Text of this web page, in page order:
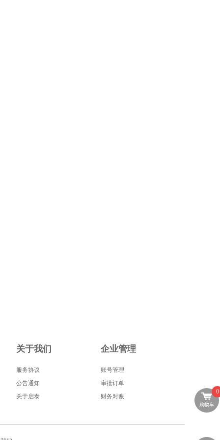
购物车
0
关于我们
服务协议
公告通知
关于启泰
企业管理
账号管理
审批订单
财务对账